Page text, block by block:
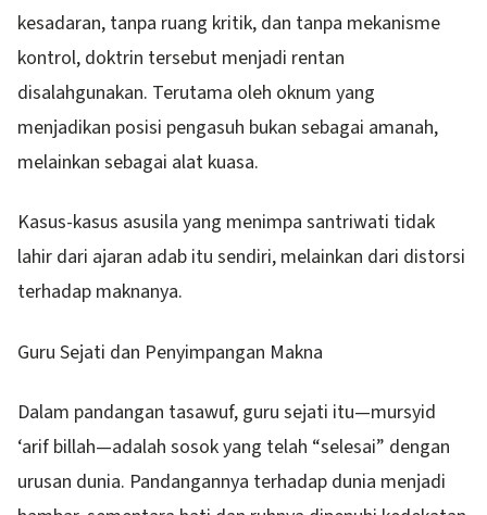
kesadaran, tanpa ruang kritik, dan tanpa mekanisme
kontrol, doktrin tersebut menjadi rentan
disalahgunakan. Terutama oleh oknum yang
menjadikan posisi pengasuh bukan sebagai amanah,
melainkan sebagai alat kuasa.
Kasus-kasus asusila yang menimpa santriwati tidak
lahir dari ajaran adab itu sendiri, melainkan dari distorsi
terhadap maknanya.
Guru Sejati dan Penyimpangan Makna
Dalam pandangan tasawuf, guru sejati itu—mursyid
‘arif billah—adalah sosok yang telah “selesai” dengan
urusan dunia. Pandangannya terhadap dunia menjadi